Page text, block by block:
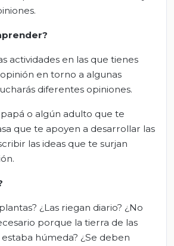
actividades en las que tienes
en torno a algunas
diferentes opiniones.
o algún adulto que te
que te apoyen a desarrollar las
las ideas que te surjan
¿Las riegan diario? ¿No
porque la tierra de las
húmeda? ¿Se deben